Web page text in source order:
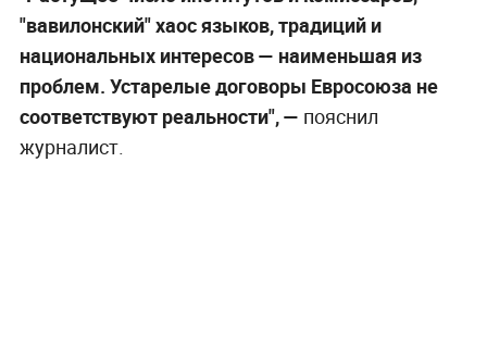
"вавилонский" хаос языков, традиций и
национальных интересов — наименьшая из
проблем. Устарелые договоры Евросоюза не
соответствуют реальности", — пояснил
журналист.